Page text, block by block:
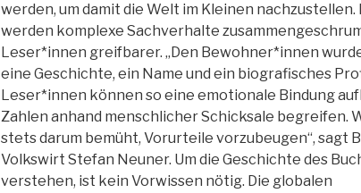
werden, um damit die Welt im Kleinen nachzustellen.
werden komplexe Sachverhalte
Leser*innen greifbarer. „Den Bewohner*innen
eine Geschichte, ein Name und ein biografisches
Leser*innen können so eine emotionale Bindung
Zahlen anhand menschlicher Schicksale begreifen.
stets darum bemüht, Vorurteile vorzubeugen“, sagt
Volkswirt Stefan Neuner. Um die Geschichte des
verstehen, ist kein Vorwissen nötig. Die globalen